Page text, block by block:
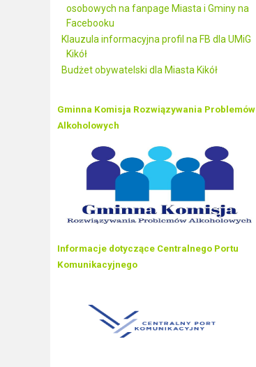
osobowych na fanpage Miasta i Gminy na
Facebooku
Klauzula informacyjna profil na FB dla UMiG
Kikół
Budżet obywatelski dla Miasta Kikół
Gminna Komisja Rozwiązywania Problemów
Alkoholowych
Informacje dotyczące Centralnego Portu
Komunikacyjnego